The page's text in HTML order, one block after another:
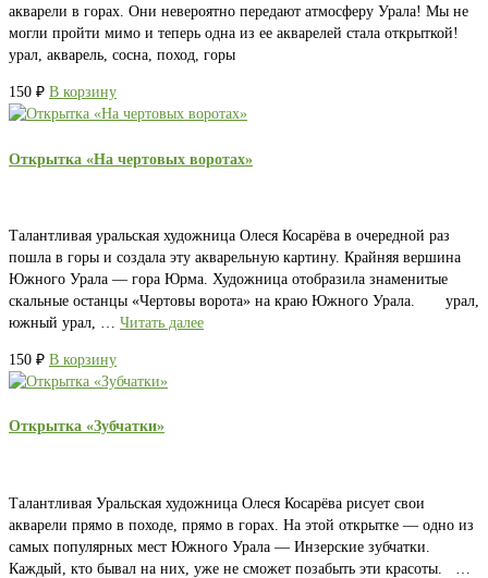
акварели в горах. Они невероятно передают атмосферу Урала! Мы не
могли пройти мимо и теперь одна из ее акварелей стала открыткой!
урал, акварель, сосна, поход, горы
150 ₽ В корзину
Открытка «На чертовых воротах»
Талантливая уральская художница Олеся Косарёва в очередной раз
пошла в горы и создала эту акварельную картину. Крайняя вершина
Южного Урала — гора Юрма. Художница отобразила знаменитые
скальные останцы «Чертовы ворота» на краю Южного Урала. урал,
южный урал, … Читать далее
150 ₽ В корзину
Открытка «Зубчатки»
Талантливая Уральская художница Олеся Косарёва рисует свои
акварели прямо в походе, прямо в горах. На этой открытке — одно из
самых популярных мест Южного Урала — Инзерские зубчатки.
Каждый, кто бывал на них, уже не сможет позабыть эти красоты. …